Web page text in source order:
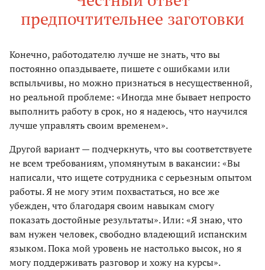
предпочтительнее заготовки
Конечно, работодателю лучше не знать, что вы
постоянно опаздываете, пишете с ошибками или
вспыльчивы, но можно признаться в несущественной,
но реальной проблеме: «Иногда мне бывает непросто
выполнить работу в срок, но я надеюсь, что научился
лучше управлять своим временем».
Другой вариант — подчеркнуть, что вы соответствуете
не всем требованиям, упомянутым в вакансии: «Вы
написали, что ищете сотрудника с серьезным опытом
работы. Я не могу этим похвастаться, но все же
убежден, что благодаря своим навыкам смогу
показать достойные результаты». Или: «Я знаю, что
вам нужен человек, свободно владеющий испанским
языком. Пока мой уровень не настолько высок, но я
могу поддерживать разговор и хожу на курсы».